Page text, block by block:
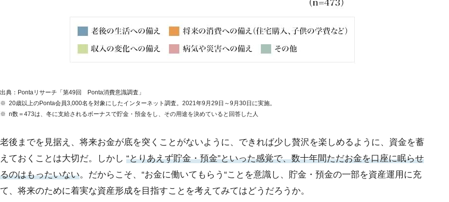
出典：Pontaリサーチ「第49回 Ponta消費意識調査」
20歳以上のPonta会員3,000名を対象にしたインターネット調査。2021年9月29日～9月30日に実施。
n数＝473は、冬に支給されるボーナスで貯金・預金をし、その用途を決めていると回答した人
老後までを見据え、将来お金が底を突くことがないように、できれば少し贅沢を楽しめるように、資金を蓄
えておくことは大切だ。しかし “とりあえず貯金・預金”といった感覚で、数十年間ただお金を口座に眠らせ
るのはもったいない。だからこそ、“お金に働いてもらう“ことを意識し、貯金・預金の一部を資産運用に充
て、将来のために着実な資産形成を目指すことを考えてみてはどうだろうか。